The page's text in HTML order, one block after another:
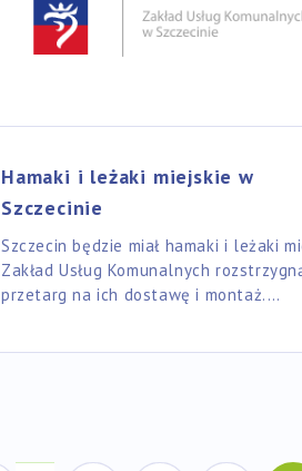
Hamaki i leżaki miejskie w
Szczecinie
Szczecin będzie miał hamaki i leżaki
Zakład Usług Komunalnych
przetarg na ich dostawę i montaż.…